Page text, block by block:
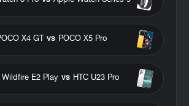
POCO X5 Pro
vs
X4 GT
HTC U23 Pro
vs
Wildfire E2 Play